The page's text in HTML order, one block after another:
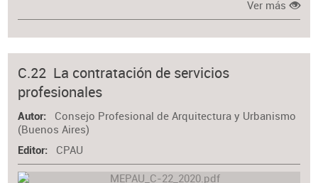
Ver más
C.22 La contratación de servicios
profesionales
Autor
Consejo Profesional de Arquitectura y Urbanismo
(Buenos Aires)
Editor CPAU